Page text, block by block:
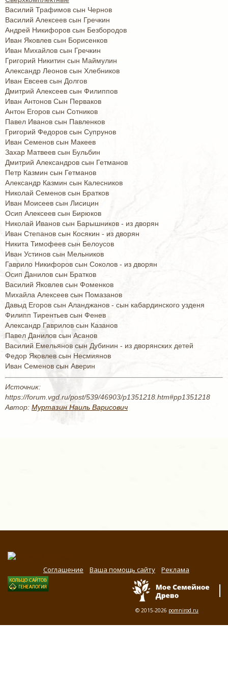
Василий Трафимов сын Чернов
Василий Алексеев сын Гречкин
Андрей Никифоров сын Безбородов
Иван Яковлев сын Борисенков
Иван Михайлов сын Гречкин
Григорий Никитин сын Маймулин
Александр Леонов сын Хлебников
Иван Евсеев сын Долгов
Дмитрий Алексеев сын Филиппов
Иван Антонов Сын Перваков
Антон Егоров сын Сотников
Павел Иванов сын Павленков
Григорий Федоров сын Супрунов
Иван Семенов сын Макеев
Захар Матвеев сын Бульбин
Дмитрий Александров сын Гетманов
Петр Казмин сын Гетманов
Александр Казмин сын Калесников
Николай Семенов сын Братков
Иван Моисеев сын Лисицин
Осип Алексеев сын Бирюков
Николай Иванов сын Барышников - из дворян
Иван Степанов сын Косякин - из дворян
Никита Тимофеев сын Белоусов
Иван Устинов сын Мельников
Гаврило Никифоров сын Соколов - из дворян
Осип Данилов сын Братков
Василий Яковлев сын Фоменков
Михайла Алексеев сын Помазанов
Давыд Егоров сын Аланджанов - сын кабардинского узденя
Филипп Тирентьев сын Фенев
Александр Гаврилов сын Казанов
Павел Данилов сын Асанов
Василий Емельянов сын Дубинин - из дворянских детей
Федор Яковлев сын Несмиянов
Иван Семенов сын Аверин
Источник:
https://forum.vgd.ru/post/539/46903/p1351218.htm#pp1351218
Автор: Муртазин Наиль Варисович
Соглашение Ваша помощь сайту Реклама
© 2015-2026 pomnirod.ru